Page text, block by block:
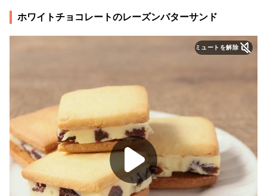
ホワイトチョコレートのレーズンバターサンド
ミュートを解除